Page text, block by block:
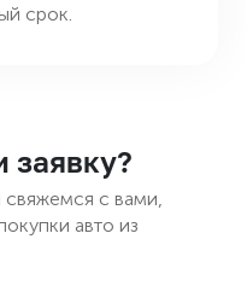
срок.
заявку?
с вами,
авто из